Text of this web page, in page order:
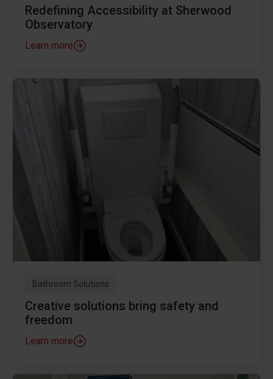
Redefining Accessibility at Sherwood
Observatory
Learn more
Bathroom Solutions
Creative solutions bring safety and
freedom
Learn more